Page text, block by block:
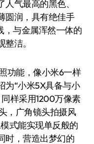
气最高的黑色、
圆润，具有绝佳手
，与金属浑然一体的
洁。
功能，像小米6一样
为“小米5X具备与小
样采用1200万像素
，广角镜头拍摄风
式能实现单反般的
时，营造出梦幻的